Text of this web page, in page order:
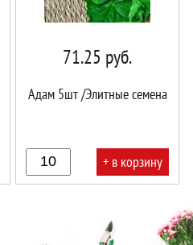
71.25 руб.
Адам 5шт /Элитные семена
+ в корзину